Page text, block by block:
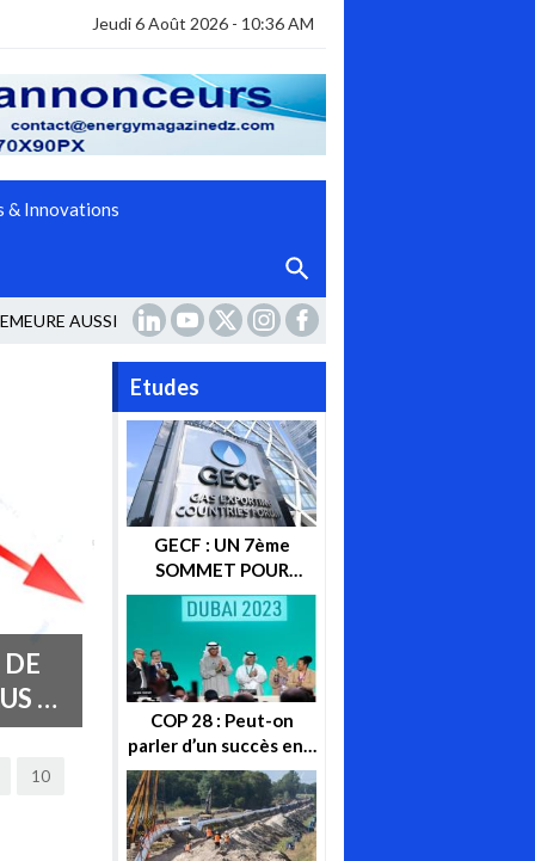
Jeudi 6 Août 2026 - 10:36 AM
& Innovations
AUSSI VOLATILE PAR RAPPORT
?
10
Etudes
GECF : UN 7ème
SOMMET POUR
CONSOLIDER SA
POSITION SUR LA
SCENE ENERGETIQUE
COP 28 : Peut-on
parler d’un succès en «
citant » enfin « la
sortie progressive des
énergies fossiles » ?